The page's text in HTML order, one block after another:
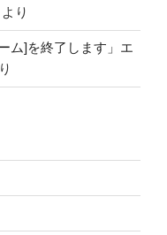
より
ム]を終了します」エ